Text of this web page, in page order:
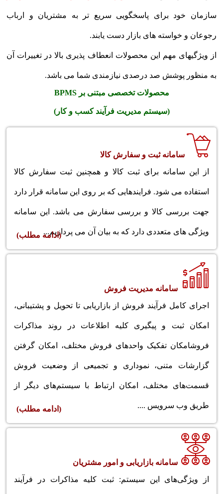
سازمان خود برای پاسخگویی سریع تر به مشتریان و ارباب
رجوعان و خواسته های بازار دست یابند.
از ویژگیهای مهم این محصولات انعطاف پذیری بالا در تغییرات آن
به منظور پوشش صد درصدی نیازمندی شما می باشد.
محصولات تخصصی مبتنی بر BPMS
(سیستم مدیریت فرآیند کسب و کار)
سامانه ثبت و سفارش کالا
از این سامانه برای ثبت کالا و همچنین ثبت سفارش کالا
استفاده می شود. فرایندهایی که بر روی این سامانه قرار دارد
جهت بررسی کالا و بررسی سفارش می باشد. این سامانه
ویژگی های متعددی دارد که به بیان آن می پردازیم...(ادامه مطلب)
سامانه مدیریت فروش
اجرای کامل فرآیند فروش از بازاریابی تا تحویل و پشتیبانی،
امکان ثبت و پیگیری کلیه اطلاعات در روند مذاکرات
فروشامکان تفکیک واحدهای فروش مختلف، امکان گرفتن
گزارشات متنی، نموداری و تجمیعی از وضعیت فروش
قسمت‌های مختلف، امکان ارتباط با سیستم‌های دیگر از
طریق وب سرویس .... (ادامه مطلب)
سامانه بازاریابی و امور مشتریان
از ویژگی‌های این سیستم: ثبت کلیه مذاکرات در فرآیند